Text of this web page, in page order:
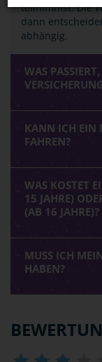
teilnimmst. Die
dann
abhängig.
WAS
KANN ICH EIN
FAHREN?
WAS KOSTET
15 JAHRE)
(AB 16 JAHRE)?
MUSS ICH
HABEN?